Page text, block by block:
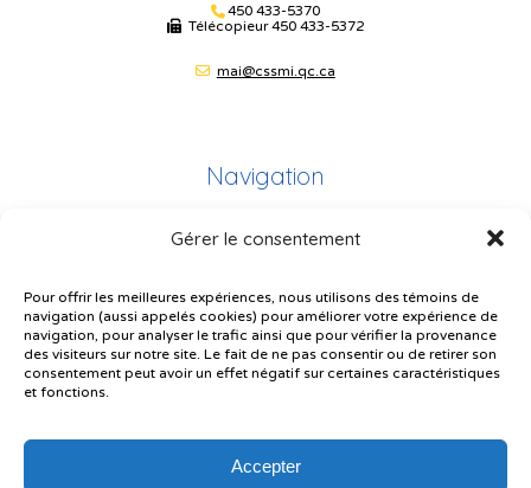
Gérer le consentement
Pour offrir les meilleures expériences, nous utilisons des témoins de
navigation (aussi appelés cookies) pour améliorer votre expérience de
navigation, pour analyser le trafic ainsi que pour vérifier la provenance
des visiteurs sur notre site. Le fait de ne pas consentir ou de retirer son
consentement peut avoir un effet négatif sur certaines caractéristiques
et fonctions.
Accepter
450 433-5370
Télécopieur450 433-5372
mai@cssmi.qc.ca
Navigation
Plan du site
Plainte – service à l’élève
Politique de confidentialité